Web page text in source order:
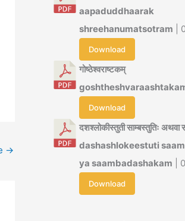
→
aapaduddhaarak
shreehanumatsotram |
Download
गोष्ठेश्वराष्टकम्
Download
दशश्लोकीस्तुती साम्बस्तुतिः
dashashlokeestuti
ya saambadashakam |
Download